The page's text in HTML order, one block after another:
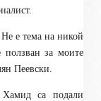
е тема на никой
ползван за моите
Пеевски.
са подали